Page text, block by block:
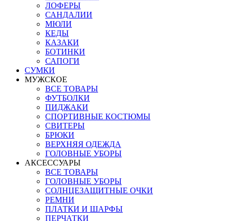
ЛОФЕРЫ
САНДАЛИИ
МЮЛИ
КЕДЫ
КАЗАКИ
БОТИНКИ
САПОГИ
СУМКИ
МУЖСКОЕ
ВСЕ ТОВАРЫ
ФУТБОЛКИ
ПИДЖАКИ
СПОРТИВНЫЕ КОСТЮМЫ
СВИТЕРЫ
БРЮКИ
ВЕРХНЯЯ ОДЕЖДА
ГОЛОВНЫЕ УБОРЫ
АКСЕССУАРЫ
ВСЕ ТОВАРЫ
ГОЛОВНЫЕ УБОРЫ
СОЛНЦЕЗАЩИТНЫЕ ОЧКИ
РЕМНИ
ПЛАТКИ И ШАРФЫ
ПЕРЧАТКИ